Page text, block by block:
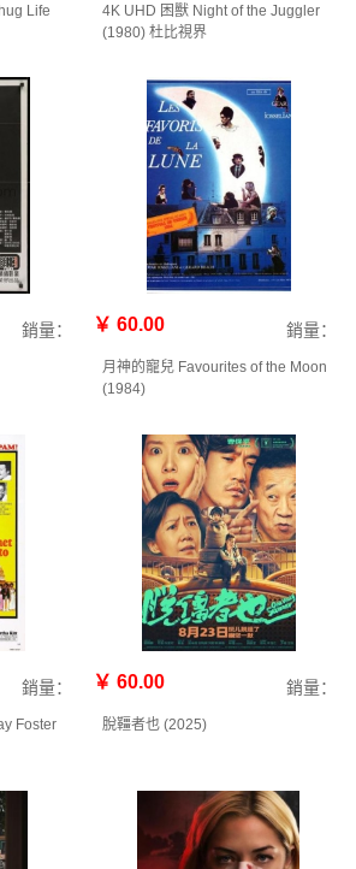
Life
4K UHD 困獸 Night of the Juggler
(1980) 杜比視界
銷量： ￥ 60.00 銷量：
月神的寵兒 Favourites of the Moon
(1984)
銷量：
Foster
￥ 60.00 銷量：
脫韁者也 (2025)